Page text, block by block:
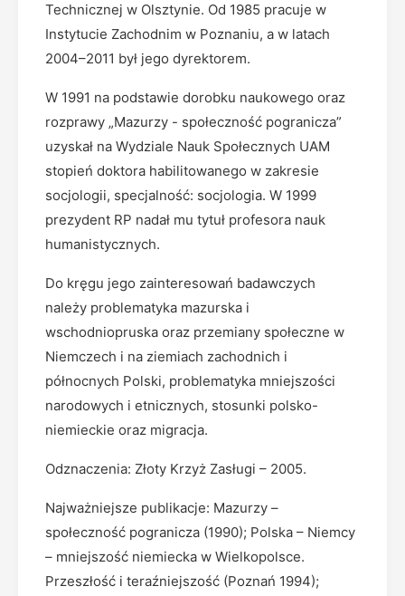
Technicznej w Olsztynie. Od 1985 pracuje w
Instytucie Zachodnim w Poznaniu, a w latach
2004–2011 był jego dyrektorem.
W 1991 na podstawie dorobku naukowego oraz
rozprawy „Mazurzy - społeczność pogranicza”
uzyskał na Wydziale Nauk Społecznych UAM
stopień doktora habilitowanego w zakresie
socjologii, specjalność: socjologia. W 1999
prezydent RP nadał mu tytuł profesora nauk
humanistycznych.
Do kręgu jego zainteresowań badawczych
należy problematyka mazurska i
wschodniopruska oraz przemiany społeczne w
Niemczech i na ziemiach zachodnich i
północnych Polski, problematyka mniejszości
narodowych i etnicznych, stosunki polsko-
niemieckie oraz migracja.
Odznaczenia: Złoty Krzyż Zasługi – 2005.
Najważniejsze publikacje: Mazurzy –
społeczność pogranicza (1990); Polska – Niemcy
– mniejszość niemiecka w Wielkopolsce.
Przeszłość i teraźniejszość (Poznań 1994);